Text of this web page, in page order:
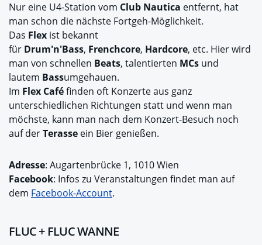
Nur eine U4-Station vom Club Nautica entfernt, hat
man schon die nächste Fortgeh-Möglichkeit.
Das Flex ist bekannt
für Drum'n'Bass, Frenchcore, Hardcore, etc. Hier wird
man von schnellen Beats, talentierten MCs und
lautem Bassumgehauen.
Im Flex Caféfinden oft Konzerte aus ganz
unterschiedlichen Richtungen statt und wenn man
möchste, kann man nach dem Konzert-Besuch noch
auf derTerasse ein Bier genießen.
Adresse: Augartenbrücke 1, 1010 Wien
Facebook: Infos zu Veranstaltungen findet man auf
dem Facebook-Account.
FLUC + FLUC WANNE